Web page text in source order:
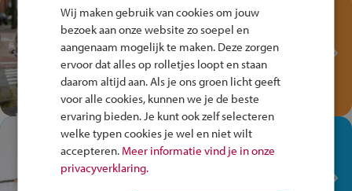
Test je kennis met het
Fiets Veilig
Verkeersspel!
Speel het Fiets Veilig Verkeersspel
en win een Cortina-fiets!
In de winkel ben je op je
plek!
Wij maken gebruik van cookies om jouw
bezoek aan onze website zo soepel en
aangenaam mogelijk te maken. Deze zorgen
ervoor dat alles op rolletjes loopt en staan
daarom altijd aan. Als je ons groen licht geeft
voor alle cookies, kunnen we je de beste
ervaring bieden. Je kunt ook zelf selecteren
welke typen cookies je wel en niet wilt
accepteren. Meer informatie vind je in onze
privacyverklaring.